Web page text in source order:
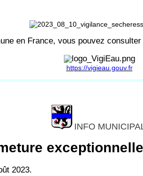
en France, vous pouvez
https://vigieau.gouv.fr
INFO
2023.